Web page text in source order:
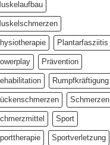
Plantarfasziitis
Prävention
Rumpfkräftigung
Schmerzen
Sport
Sportverletzung